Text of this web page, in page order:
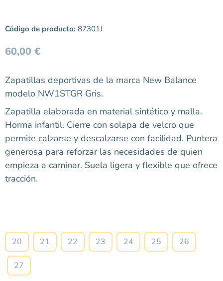
Código de producto: 87301J
60,00 €
Zapatillas deportivas de la marca New Balance
modelo NW1STGR Gris.
Zapatilla elaborada en material sintético y malla.
Horma infantil. Cierre con solapa de velcro que
permite calzarse y descalzarse con facilidad. Puntera
generosa para reforzar las necesidades de quien
empieza a caminar. Suela ligera y flexible que ofrece
tracción.
20 21 22 23 24 25 26
27